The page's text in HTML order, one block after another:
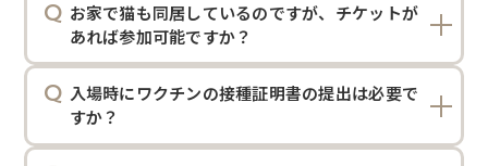
お家で猫も同居しているのですが、チケットが
あれば参加可能ですか？
入場時にワクチンの接種証明書の提出は必要で
すか？